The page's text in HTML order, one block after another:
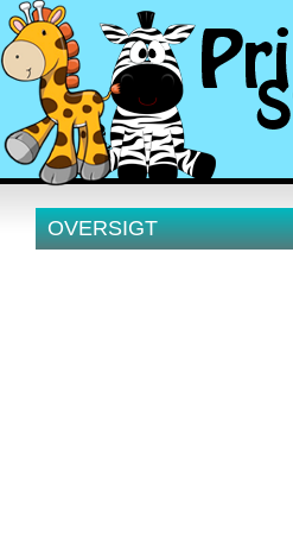
OVERSIGT